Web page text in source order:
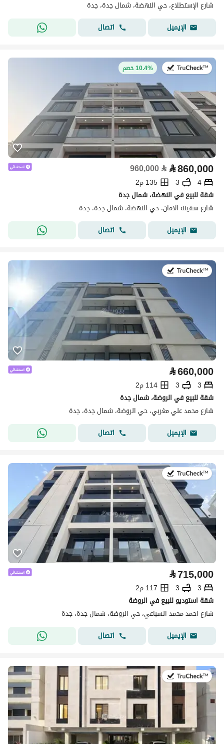
شارع الإستطلاع، حي النهضة، شمال جدة، جدة
الإيميل
اتصال
في:13 يوليو 202610.4% خصم
⃁860,000
⃁
960,000
4
3
135 م2
شقة للبيع في النهضة، شمال جدة
شارع سفينه الامان، حي النهضة، شمال جدة، جدة
الإيميل
اتصال
⃁660,000
3
3
114 م2
شقة للبيع في الروضة، شمال جدة
شارع محمد علي مغربي، حي الروضة، شمال جدة، جدة
الإيميل
اتصال
في:29 يوليو 2026
⃁715,000
3
3
117 م2
شقة استوديو للبيع في الروضة
شارع احمد محمد السباعي، حي الروضة، شمال جدة، جدة
الإيميل
اتصال
في:5 أغسطس 2026